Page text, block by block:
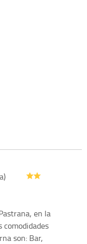
en la
comodidades
son: Bar,